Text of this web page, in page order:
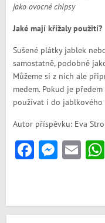
jako ovocné chipsy
Jaké mají křížaly použití?
Sušené plátky jablek
samostatně, podobně
Můžeme si z nich ale
medem. Pokud je
používat i do jablkového
Autor příspěvku: Eva
Facebook